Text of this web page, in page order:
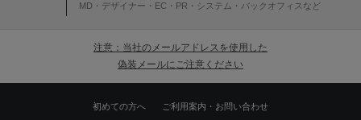
MD・デザイナー・EC・PR・システム・バックオフィスなど
注意：当社のメールアドレスを使用した
偽装メールにご注意ください
初めての方へ ご利用案内・お問い合わせ